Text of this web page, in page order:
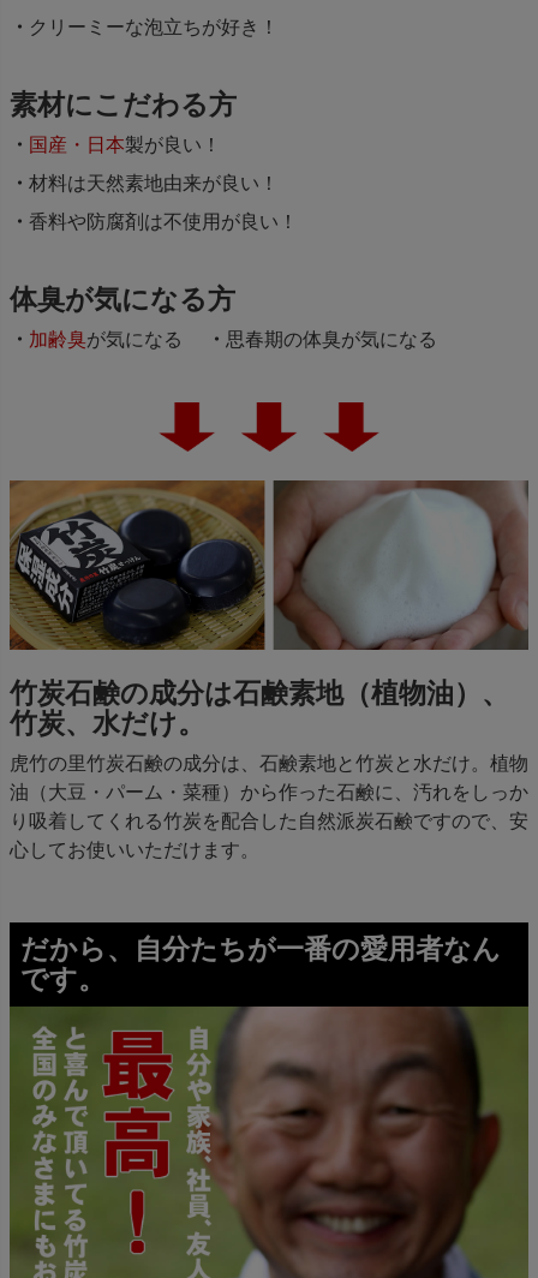
クリーミーな泡立ちが好き！
素材にこだわる方
国産・日本製が良い！
材料は天然素地由来が良い！
香料や防腐剤は不使用が良い！
体臭が気になる方
加齢臭が気になる 思春期の体臭が気になる
竹炭石鹸の成分は石鹸素地（植物油）、
竹炭、水だけ。
虎竹の里竹炭石鹸の成分は、石鹸素地と竹炭と水だけ。植物
油（大豆・パーム・菜種）から作った石鹸に、汚れをしっか
り吸着してくれる竹炭を配合した自然派炭石鹸ですので、安
心してお使いいただけます。
だから、自分たちが一番の愛用者なん
です。